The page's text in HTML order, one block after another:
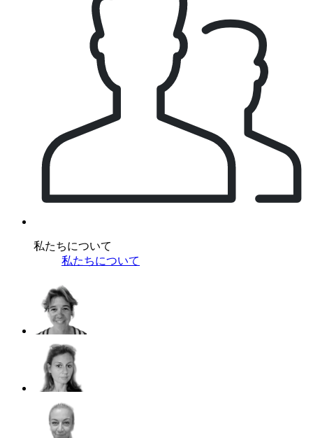
私たちについて
私たちについて